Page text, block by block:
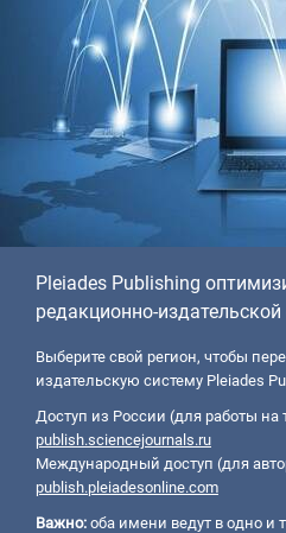
Pleiades Publishing
редакционно-издательской
Выберите свой регион, чтобы
издательскую систему Pleiades
Доступ из России (для работы
publish.sciencejournals.ru
Международный доступ (для
publish.pleiadesonline.com
Важно: оба имени ведут в одно и